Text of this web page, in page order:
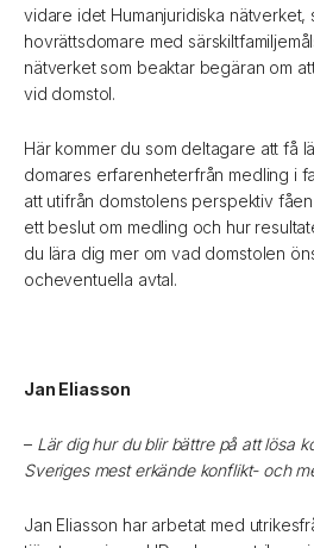
vidare idet Humanjuridiska nätverket,
hovrättsdomare med
nätverket som beaktar begäran om
vid domstol.
Här kommer du som deltagare att få
domares erfarenheterfrån medling i
att utifrån domstolens perspektiv
ett beslut om medling och hur
du lära dig mer om vad domstolen
ocheventuella avtal.
Jan Eliasson
– Lär dighur du blir bättre på att lösa
Sveriges mest erkände konflikt- och
Jan Eliasson har arbetat med